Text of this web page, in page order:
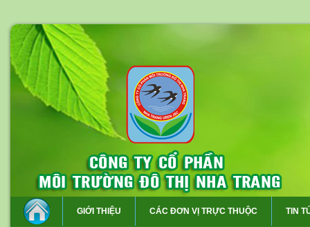
GIỚI THIỆU CÁC ĐƠN VỊ TRỰC THUỘC TIN